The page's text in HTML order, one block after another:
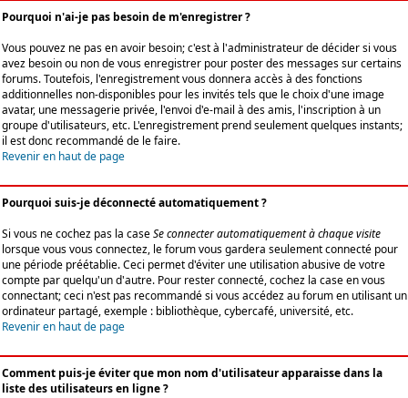
Pourquoi n'ai-je pas besoin de m'enregistrer ?
Vous pouvez ne pas en avoir besoin; c'est à l'administrateur de décider si vous
avez besoin ou non de vous enregistrer pour poster des messages sur certains
forums. Toutefois, l'enregistrement vous donnera accès à des fonctions
additionnelles non-disponibles pour les invités tels que le choix d'une image
avatar, une messagerie privée, l'envoi d'e-mail à des amis, l'inscription à un
groupe d'utilisateurs, etc. L'enregistrement prend seulement quelques instants;
il est donc recommandé de le faire.
Revenir en haut de page
Pourquoi suis-je déconnecté automatiquement ?
Si vous ne cochez pas la caseSe connecter automatiquement à chaque visite
lorsque vous vous connectez, le forum vous gardera seulement connecté pour
une période préétablie. Ceci permet d'éviter une utilisation abusive de votre
compte par quelqu'un d'autre. Pour rester connecté, cochez la case en vous
connectant; ceci n'est pas recommandé si vous accédez au forum en utilisant un
ordinateur partagé, exemple : bibliothèque, cybercafé, université, etc.
Revenir en haut de page
Comment puis-je éviter que mon nom d'utilisateur apparaisse dans la
liste des utilisateurs en ligne ?